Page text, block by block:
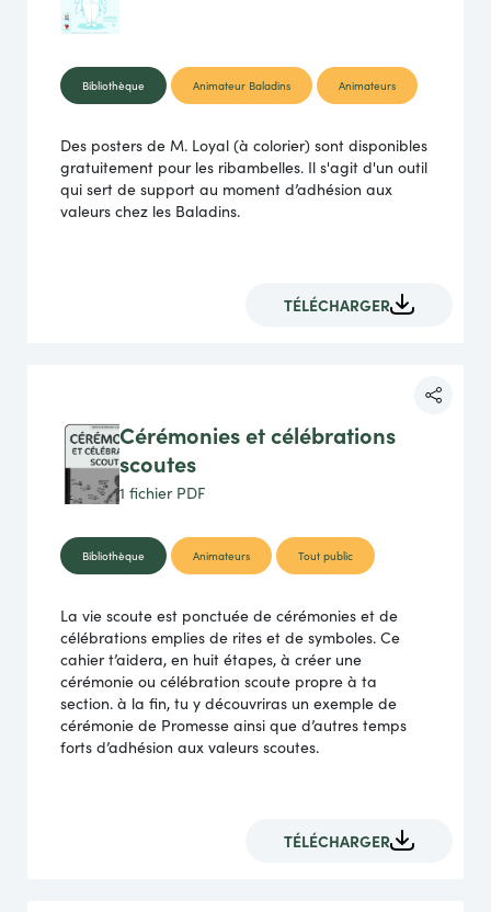
Bibliothèque Animateur Baladins Animateurs
Des posters de M. Loyal (à colorier) sont disponibles
gratuitement pour les ribambelles. Il s'agit d'un outil
qui sert de support au moment d’adhésion aux
valeurs chez les Baladins.
TÉLÉCHARGER
Cérémonies et célébrations
scoutes
1 fichier PDF
Bibliothèque Animateurs Tout public
La vie scoute est ponctuée de cérémonies et de
célébrations emplies de rites et de symboles. Ce
cahier t’aidera, en huit étapes, à créer une
cérémonie ou célébration scoute propre à ta
section. à la fin, tu y découvriras un exemple de
cérémonie de Promesse ainsi que d’autres temps
forts d’adhésion aux valeurs scoutes.
TÉLÉCHARGER